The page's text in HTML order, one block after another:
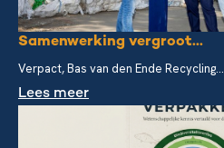
Samenwerking vergroot...
Verpact, Bas van den Ende Recycling...
Lees meer